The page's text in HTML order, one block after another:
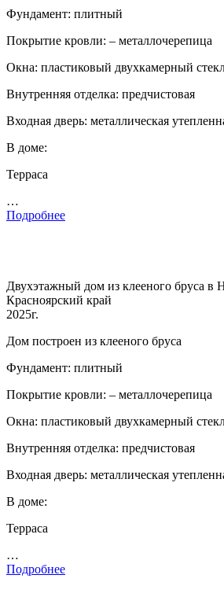
Фундамент: плитный
Покрытие кровли: – металлочерепица
Окна: пластиковый двухкамерный
Внутренняя отделка: предчистовая
Входная дверь: металлическая
В доме:
Терраса
…
Подробнее
Двухэтажный дом из клееного бруса в
Красноярский край
2025г.
Дом построен из клееного бруса
Фундамент: плитный
Покрытие кровли: – металлочерепица
Окна: пластиковый двухкамерный
Внутренняя отделка: предчистовая
Входная дверь: металлическая
В доме:
Терраса
…
Подробнее